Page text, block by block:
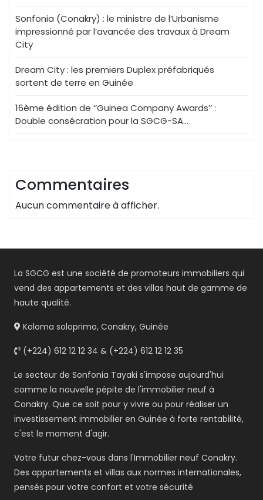
Sonfonia (Conakry) : le ministre de l’Urbanisme
impressionné par l’avancée des travaux à Dream
City
Dream City : les premiers Duplex préfabriqués
sortent de terre en Guinée
16ème édition de ‘’Guinea Company Awards’’ :
Double consécration pour la SGCG-SA…
Commentaires
Aucun commentaire à afficher.
La SGCG est une société de promoteurs immobiliers qui
vend des appartements et des villas haut de gamme de
haute qualité.
Koloma soloprimo, Conakry, Guinée
(+224) 612 12 12 34 & (+224) 612 12 12 35
Le secteur de Sonfonia Tayaki s'impose aujourd'hui
comme la nouvelle pépite de l'immobilier neuf à
Conakry. Que ce soit pour y vivre ou pour réaliser un
investissement immobilier en Guinée à forte rentabilité,
c'est le moment d'agir.
Votre futur chez-vous dans l'Immobilier neuf Conakry.
Des appartements et villas aux normes internationales,
pensés pour votre confort et votre sécurité